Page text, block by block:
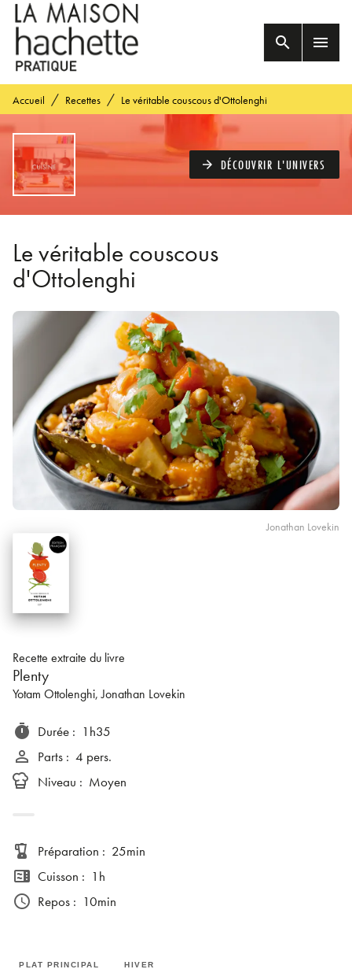
MENU RECHERCHE
PIED DE PAGE
search menu
Accueil / Recettes / Le véritable couscous d'Ottolenghi
arrow_forward DÉCOUVRIR L'UNIVERS
Le véritable couscous
d'Ottolenghi
Jonathan Lovekin
Recette extraite du livre
Plenty
Yotam Ottolenghi, Jonathan Lovekin
timer Durée : 1h35
person_outline Parts : 4 pers.
Niveau : Moyen
blender Préparation : 25min
microwave Cuisson : 1h
access_time Repos : 10min
PLAT PRINCIPAL HIVER